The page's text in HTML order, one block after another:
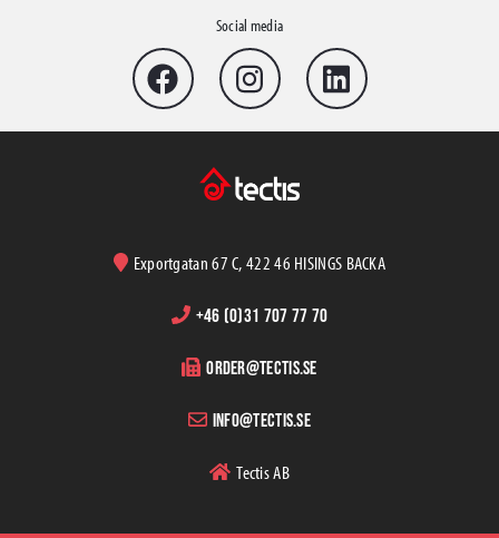
Betongmatta (vintermatta)
Rebaring, Spacers, Wedges
Construction Foundation protection
Construction Safety Equipments
Sopsäckar & Storsäckar
Social media
Exportgatan 67 C, 422 46 HISINGS BACKA
+46 (0)31 707 77 70
order@tectis.se
info@tectis.se
Tectis AB